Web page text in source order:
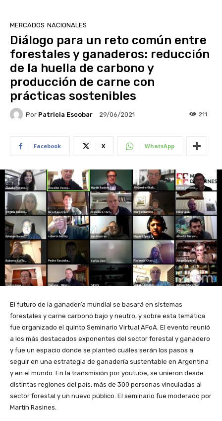
MERCADOS NACIONALES
Diálogo para un reto común entre
forestales y ganaderos: reducción
de la huella de carbono y
producción de carne con
prácticas sostenibles
Por Patricia Escobar 29/06/2021 211
Facebook X WhatsApp
El futuro de la ganadería mundial se basará en sistemas
forestales y carne carbono bajo y neutro, y sobre esta temática
fue organizado el quinto Seminario Virtual AFoA. El evento reunió
a los más destacados exponentes del sector forestal y ganadero
y fue un espacio donde se planteó cuáles serán los pasos a
seguir en una estrategia de ganadería sustentable en Argentina
y en el mundo. En la transmisión por youtube, se unieron desde
distintas regiones del país, más de 300 personas vinculadas al
sector forestal y un nuevo público. El seminario fue moderado por
Martín Rasines.